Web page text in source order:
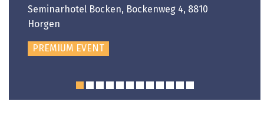
Seminarhotel Bocken, Bockenweg 4, 8810
Horgen
PREMIUM EVENT